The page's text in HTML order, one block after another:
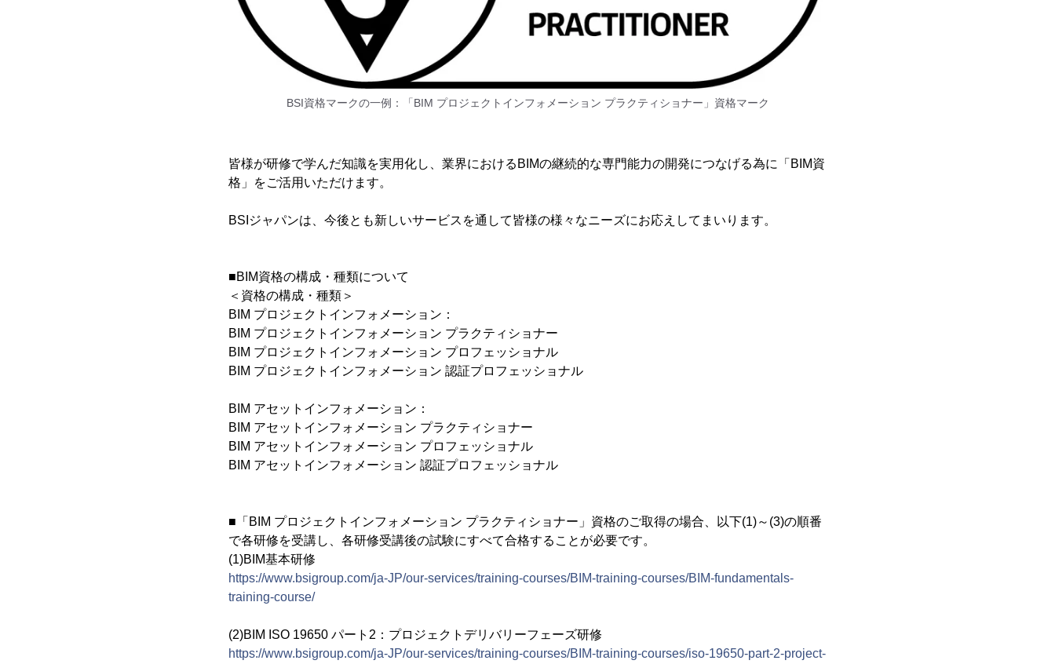
BSI資格マークの一例：「BIM プロジェクトインフォメーション プラクティショナー」資格マーク
皆様が研修で学んだ知識を実用化し、業界におけるBIMの継続的な専門能力の開発につなげる為に「BIM資
格」をご活用いただけます。
BSIジャパンは、今後とも新しいサービスを通して皆様の様々なニーズにお応えしてまいります。
■BIM資格の構成・種類について
＜資格の構成・種類＞
BIM プロジェクトインフォメーション：
BIM プロジェクトインフォメーション プラクティショナー
BIM プロジェクトインフォメーション プロフェッショナル
BIM プロジェクトインフォメーション 認証プロフェッショナル
BIM アセットインフォメーション：
BIM アセットインフォメーション プラクティショナー
BIM アセットインフォメーション プロフェッショナル
BIM アセットインフォメーション 認証プロフェッショナル
■「BIM プロジェクトインフォメーション プラクティショナー」資格のご取得の場合、以下(1)～(3)の順番
で各研修を受講し、各研修受講後の試験にすべて合格することが必要です。
(1)BIM基本研修
https://www.bsigroup.com/ja-JP/our-services/training-courses/BIM-training-courses/BIM-fundamentals-
training-course/
(2)BIM ISO 19650 パート2：プロジェクトデリバリーフェーズ研修
https://www.bsigroup.com/ja-JP/our-services/training-courses/BIM-training-courses/iso-19650-part-2-project-